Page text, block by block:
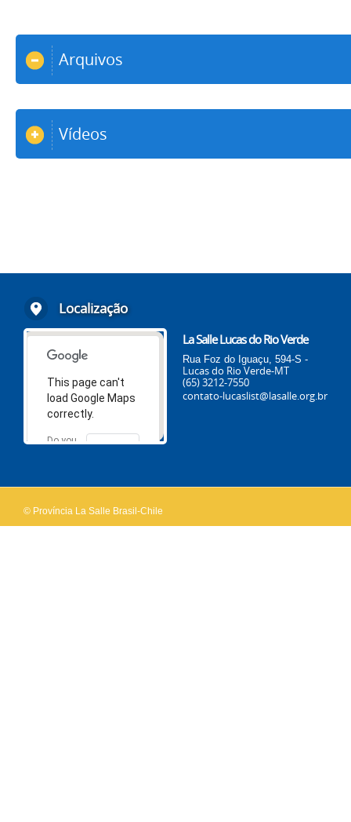
Arquivos
Vídeos
Localização
This page can't
load Google Maps
correctly.
Do you
OK
La Salle Lucas do Rio Verde
Rua Foz do Iguaçu, 594-S -
Lucas do Rio Verde-MT
(65) 3212-7550
contato-lucaslist@lasalle.org.br
© Província La Salle Brasil-Chile